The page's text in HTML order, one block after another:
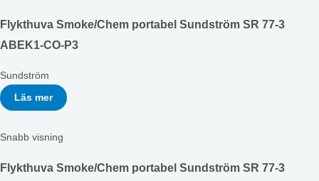
Flykthuva Smoke/Chem portabel Sundström SR 77-3
ABEK1-CO-P3
Sundström
Läs mer
Snabb visning
Flykthuva Smoke/Chem portabel Sundström SR 77-3